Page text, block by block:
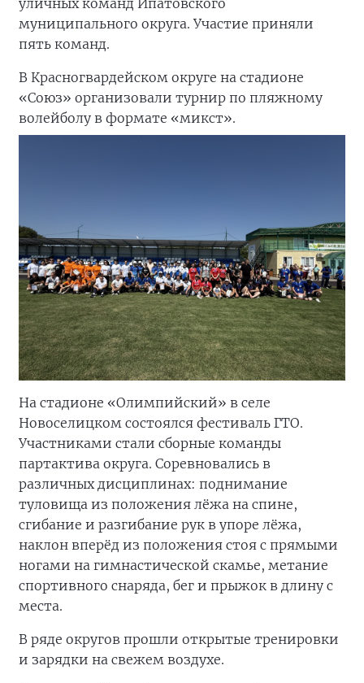
уличных команд Ипатовского
муниципального округа. Участие приняли
пять команд.
В Красногвардейском округе на стадионе
«Союз» организовали турнир по пляжному
волейболу в формате «микст».
На стадионе «Олимпийский» в селе
Новоселицком состоялся фестиваль ГТО.
Участниками стали сборные команды
партактива округа. Соревновались в
различных дисциплинах: поднимание
туловища из положения лёжа на спине,
сгибание и разгибание рук в упоре лёжа,
наклон вперёд из положения стоя с прямыми
ногами на гимнастической скамье, метание
спортивного снаряда, бег и прыжок в длину с
места.
В ряде округов прошли открытые тренировки
и зарядки на свежем воздухе.